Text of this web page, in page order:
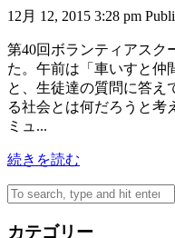
12月 12, 2015 3:28 pm
第40回ボランティアスク
た。午前は「車いすと仲
と、生徒達の質問に答え
る社会とは何だろうと考
ミュ...
続きを読む
カテゴリー